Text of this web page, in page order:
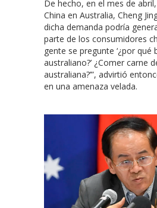
De hecho, en el mes de
China en Australia, Cheng
dicha demanda podría
parte de los consumidores
gente se pregunte ‘¿por qué
australiano?’ ¿Comer carne
australiana?’”, advirtió
en una amenaza velada.